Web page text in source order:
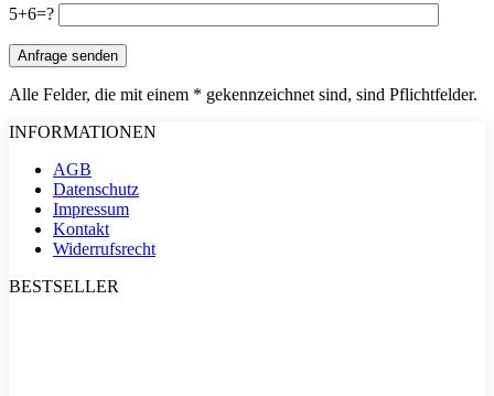
dieses
leer.
lasse
Feld
leer.
5+6=?
Alle Felder, die mit einem * gekennzeichnet sind, sind Pflichtfelder.
INFORMATIONEN
AGB
Datenschutz
Impressum
Kontakt
Widerrufsrecht
BESTSELLER